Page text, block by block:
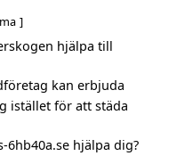
hjälpa till
kan erbjuda
istället för att städa
hjälpa dig?